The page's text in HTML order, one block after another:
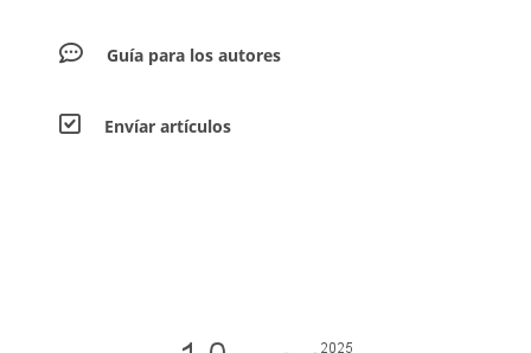
Guía para los autores
Envíar artículos